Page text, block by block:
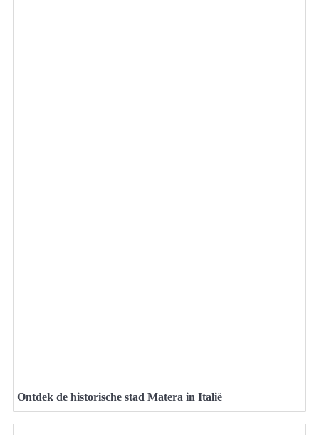
Ontdek de historische stad Matera in Italië